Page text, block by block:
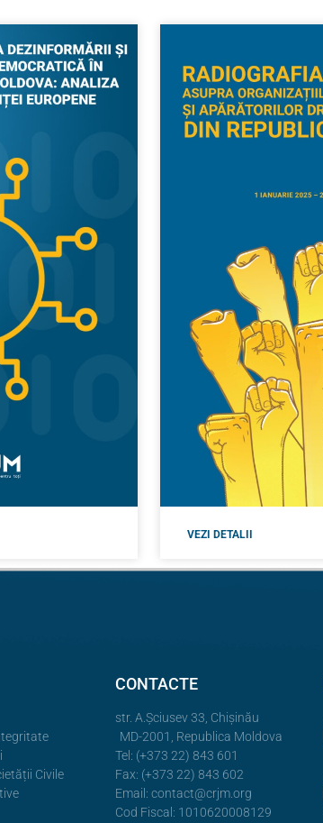
VEZI DETALII
Civile
CONTACTE
str. A.Şciusev 33, Chișinău
MD-2001, Republica Moldova
Tel: (+373 22) 843 601
Fax: (+373 22) 843 602
Email: contact@crjm.org
Cod Fiscal: 1010620008129